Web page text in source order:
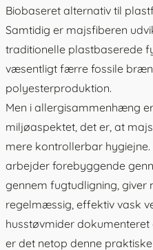
Biobaseret alternativ til
Samtidig er majsfiberen
traditionelle plastbaserede
væsentligt færre fossile
polyesterproduktion.
Men i allergisammenhæng
miljøaspektet, det er, at
mere kontrollerbar
arbejder forebyggende
gennem fugtudligning,
regelmæssig, effektiv vask
husstøvmider
er det netop denne